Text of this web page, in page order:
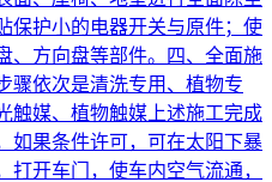
保护小的电器开关与原件；使
、方向盘等部件。四、全面施
骤依次是清洗专用、植物专
触媒、植物触媒上述施工完成
如果条件许可，可在太阳下暴
打开车门，使车内空气流通，